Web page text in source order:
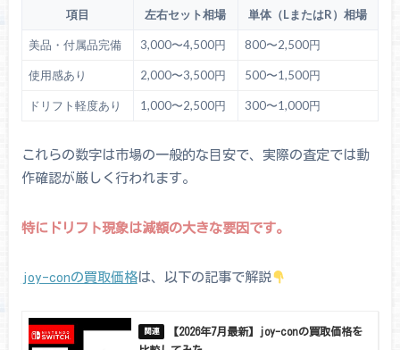
項目 左右セット相場 単体（LまたはR）相場
美品・付属品完備 3,000〜4,500円 800〜2,500円
使用感あり 2,000〜3,500円 500〜1,500円
ドリフト軽度あり 1,000〜2,500円 300〜1,000円
これらの数字は市場の一般的な目安で、実際の査定では動
作確認が厳しく行われます。
特にドリフト現象は減額の大きな要因です。
joy-conの買取価格は、以下の記事で解説
【2026年7月最新】joy-conの買取価格を